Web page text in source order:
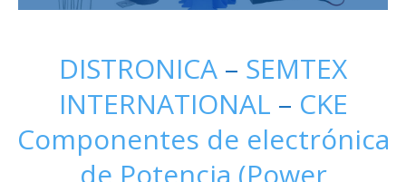
DISTRONICA – SEMTEX
INTERNATIONAL – CKE
Componentes de electrónica
de Potencia (Power